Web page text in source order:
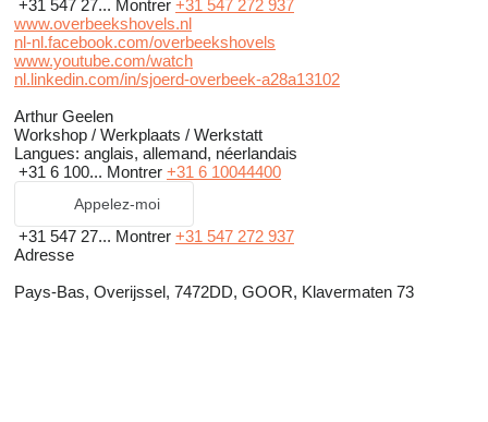
+31 547 27... Montrer +31 547 272 937
www.overbeekshovels.nl
nl-nl.facebook.com/overbeekshovels
www.youtube.com/watch
nl.linkedin.com/in/sjoerd-overbeek-a28a13102
Arthur Geelen
Workshop / Werkplaats / Werkstatt
Langues: anglais, allemand, néerlandais
+31 6 100... Montrer +31 6 10044400
Appelez-moi
+31 547 27... Montrer +31 547 272 937
Adresse
Pays-Bas, Overijssel, 7472DD, GOOR, Klavermaten 73